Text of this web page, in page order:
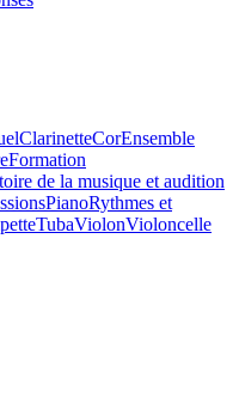
ClarinetteCorEnsemble
Formation
de la musique et audition
PianoRythmes et
TubaViolonVioloncelle